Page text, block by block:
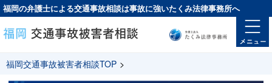
福岡の弁護士による交通事故相談は事故に強いたくみ法律事務所へ
福岡交通事故被害者相談TOP >